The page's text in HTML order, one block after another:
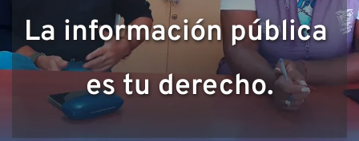
La información pública
es tu derecho.